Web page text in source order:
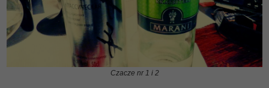
Czacze nr 1 i 2